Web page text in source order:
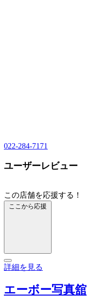
022-284-7171
ユーザーレビュー
この店舗を応援する！
ここから応援
詳細を見る
エーボー写真舘